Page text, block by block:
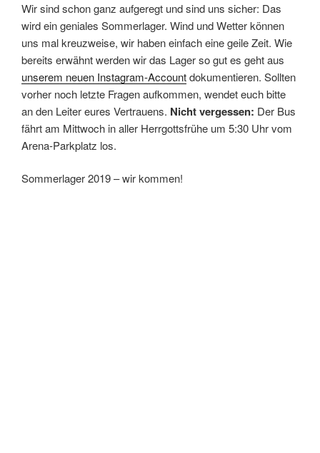
Wir sind schon ganz aufgeregt und sind uns sicher: Das
wird ein geniales Sommerlager. Wind und Wetter können
uns mal kreuzweise, wir haben einfach eine geile Zeit. Wie
bereits erwähnt werden wir das Lager so gut es geht aus
unserem neuen Instagram-Accountdokumentieren. Sollten
vorher noch letzte Fragen aufkommen, wendet euch bitte
an den Leiter eures Vertrauens. Nicht vergessen: Der Bus
fährt am Mittwoch in aller Herrgottsfrühe um 5:30 Uhr vom
Arena-Parkplatz los.
Sommerlager 2019 – wir kommen!